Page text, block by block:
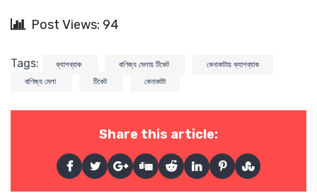
Post Views: 94
Tags: ক্যাশব্যাক বাণিজ্য মেলায় টিকেট
কেনাকাটায় ক্যাশব্যাক
বাণিজ্য মেলা
টিকেট কেনাকাটা
Share this article: